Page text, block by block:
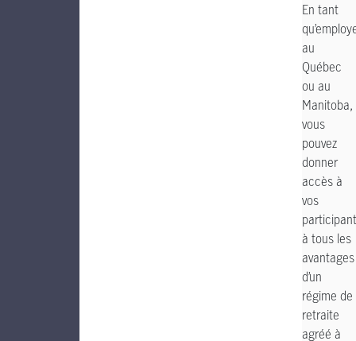
En tant
au
Québec
ou au
Manitoba,
vous
pouvez
donner
accès à
vos
à tous les
avantages
d’un
régime de
retraite
agréé à